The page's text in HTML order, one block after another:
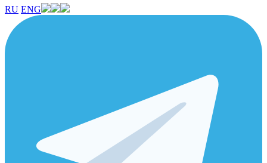
RU ENG